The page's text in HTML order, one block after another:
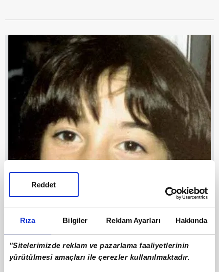
Rıza Bilgiler Reklam Ayarları Hakkında
"Sitelerimizde reklam ve pazarlama faaliyetlerinin
yürütülmesi amaçları ile çerezler kullanılmaktadır.
Reddet